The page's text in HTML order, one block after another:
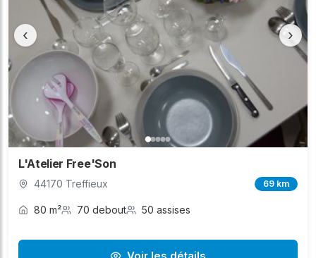
‹ ›
L'Atelier Free'Son
44170 Treffieux 69 km
80 m² 70 debout 50 assises